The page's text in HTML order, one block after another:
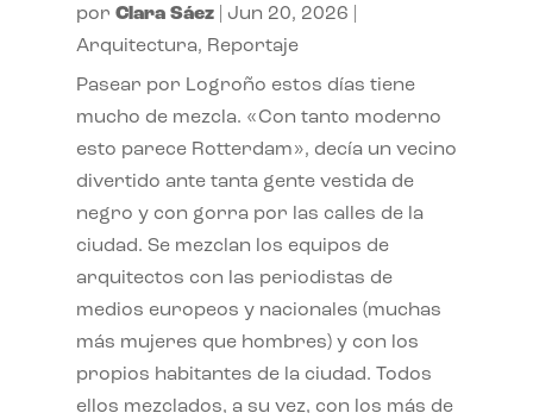
por Clara Sáez| Jun 20, 2026
Arquitectura, Reportaje
Pasear por Logroño estos días tiene
mucho de mezcla. «Con tanto moderno
esto parece Rotterdam», decía un vecino
divertido ante tanta gente vestida de
negro y con gorra por las calles de la
ciudad. Se mezclan los equipos de
arquitectos con las periodistas de
medios europeos y nacionales (muchas
más mujeres que hombres) y con los
propios habitantes de la ciudad. Todos
ellos mezclados, a su vez, con los más de